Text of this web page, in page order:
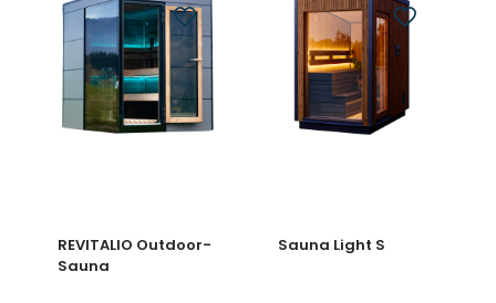
REVITALIO Outdoor-
Sauna
Sauna Light S